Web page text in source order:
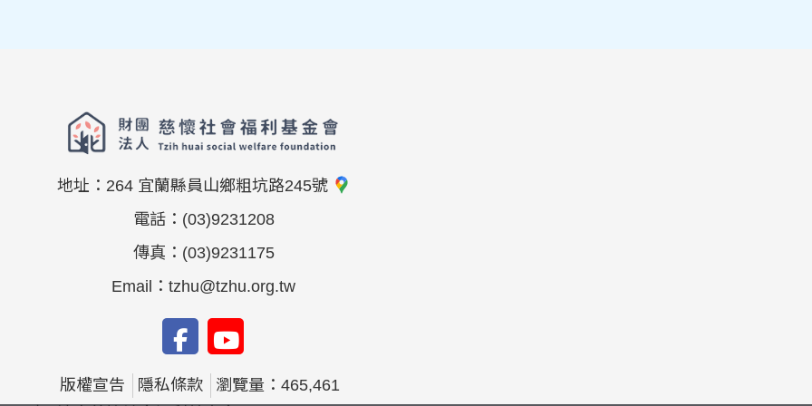
地址： 264 宜蘭縣員山鄉粗坑路245號
電話： (03)9231208
傳真： (03)9231175
Email： tzhu@tzhu.org.tw
版權宣告 隱私條款
瀏覽量：465,461